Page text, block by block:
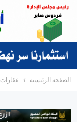
الصفحة الرئيسية عقارات